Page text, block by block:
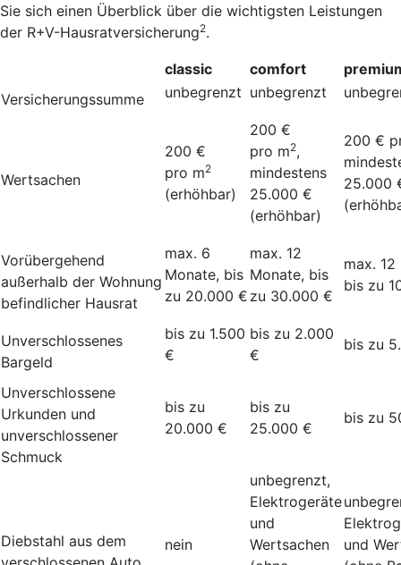
Sie sich einen Überblick über die wichtigsten Leistungen
der R+V-Hausratversicherung2.
classic comfort
Versicherungssumme
unbegrenzt unbegrenzt
Wertsachen
200 €
pro m2
(erhöhbar)
200 €
pro m2,
mindestens
25.000 €
(erhöhbar)
200 €
25.000
Vorübergehend
außerhalb der Wohnung
befindlicher Hausrat
max. 6
Monate, bis
zu 20.000 €
max. 12
Monate, bis
zu 30.000 €
max.
bis zu
Unverschlossenes
Bargeld
bis zu 1.500
€
bis zu 2.000
€
bis zu
Unverschlossene
Urkunden und
unverschlossener
Schmuck
bis zu
20.000 €
bis zu
25.000 €
bis zu
Diebstahl aus dem
nein
unbegrenzt,
Elektrogeräte
und
Wertsachen
und